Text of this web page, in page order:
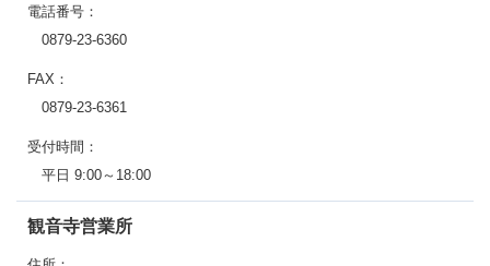
電話番号：
0879-23-6360
FAX：
0879-23-6361
受付時間：
平日 9:00～18:00
観音寺営業所